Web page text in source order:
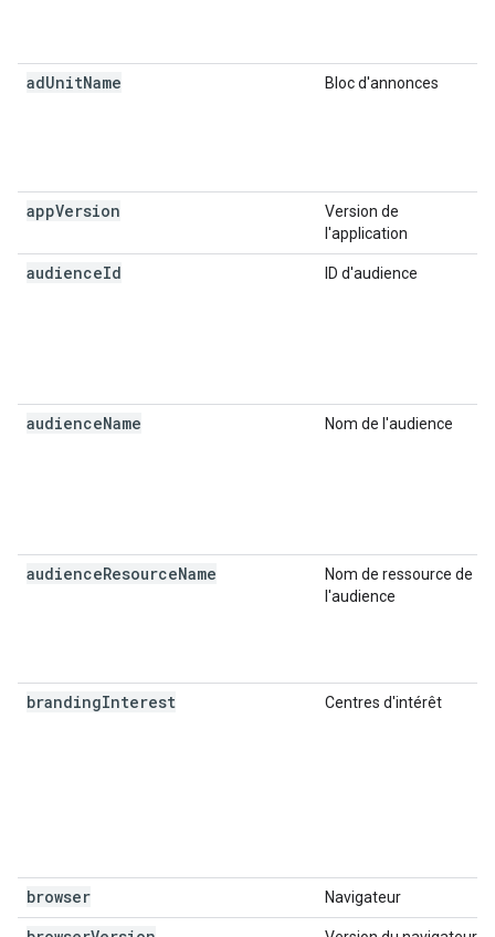
adUnitName Bloc d'annonces
appVersion
Version de
l'application
audienceId ID d'audience
audienceName Nom de l'audience
audienceResourceName
Nom de ressource de
l'audience
brandingInterest Centres d'intérêt
browser Navigateur